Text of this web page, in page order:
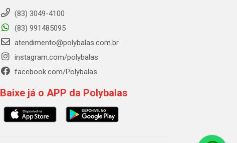
(83) 3049-4100
(83) 991485095
atendimento@polybalas.com.br
instagram.com/polybalas
facebook.com/Polybalas
Baixe já o APP da Polybalas